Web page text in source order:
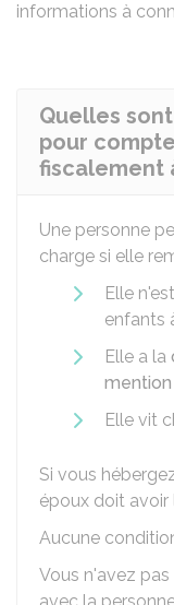
informations à
Quelles
pour
fiscalement
Une personne
charge si elle
Elle
enfants
Elle a la
mention
Elle vit
Si vous
époux doit avoir
Aucune
Vous n'avez